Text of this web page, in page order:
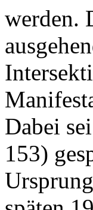
werden.
Dabei
153)